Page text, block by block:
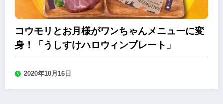
コウモリとお月様がワンちゃんメニューに変
身！「うしすけハロウィンプレート」
2020年10月16日